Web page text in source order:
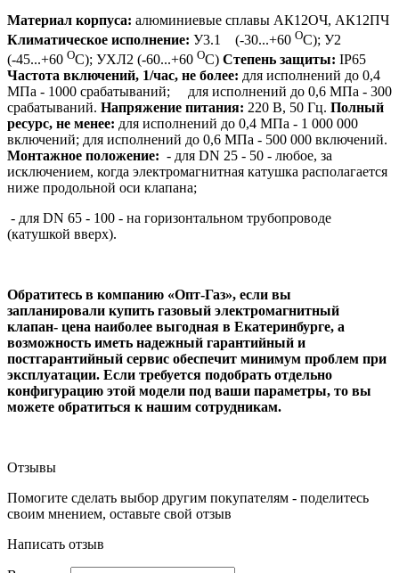
Материал корпуса: алюминиевые сплавы АК12ОЧ, АК12ПЧ
Климатическое исполнение: У3.1 (-30...+60 ОС); У2
(-45...+60 ОС); УХЛ2 (-60...+60 ОС) Степень защиты: IP65
Частота включений, 1/час, не более: для исполнений до 0,4
МПа - 1000 срабатываний; для исполнений до 0,6 МПа - 300
срабатываний. Напряжение питания: 220 В, 50 Гц. Полный
ресурс, не менее: для исполнений до 0,4 МПа - 1 000 000
включений; для исполнений до 0,6 МПа - 500 000 включений.
Монтажное положение: - для DN 25 - 50 - любое, за
исключением, когда электромагнитная катушка располагается
ниже продольной оси клапана;
- для DN 65 - 100 - на горизонтальном трубопроводе
(катушкой вверх).
Обратитесь в компанию «Опт-Газ», если вы
запланировали купить газовый электромагнитный
клапан- цена наиболее выгодная в Екатеринбурге, а
возможность иметь надежный гарантийный и
постгарантийный сервис обеспечит минимум проблем при
эксплуатации. Если требуется подобрать отдельно
конфигурацию этой модели под ваши параметры, то вы
можете обратиться к нашим сотрудникам.
Отзывы
Помогите сделать выбор другим покупателям - поделитесь
своим мнением, оставьте свой отзыв
Написать отзыв